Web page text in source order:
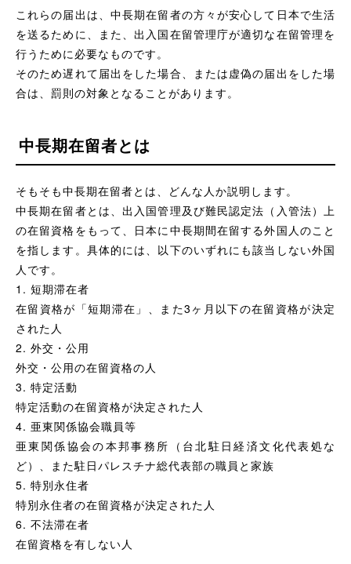
これらの届出は、中長期在留者の方々が安心して日本で生活
を送るために、また、出入国在留管理庁が適切な在留管理を
行うために必要なものです。
そのため遅れて届出をした場合、または虚偽の届出をした場
合は、罰則の対象となることがあります。
中長期在留者とは
そもそも中長期在留者とは、どんな人か説明します。
中長期在留者とは、出入国管理及び難民認定法（入管法）上
の在留資格をもって、日本に中長期間在留する外国人のこと
を指します。具体的には、以下のいずれにも該当しない外国
人です。
1. 短期滞在者
在留資格が「短期滞在」、また3ヶ月以下の在留資格が決定
された人
2. 外交・公用
外交・公用の在留資格の人
3. 特定活動
特定活動の在留資格が決定された人
4. 亜東関係協会職員等
亜東関係協会の本邦事務所（台北駐日経済文化代表処な
ど）、また駐日パレスチナ総代表部の職員と家族
5. 特別永住者
特別永住者の在留資格が決定された人
6. 不法滞在者
在留資格を有しない人